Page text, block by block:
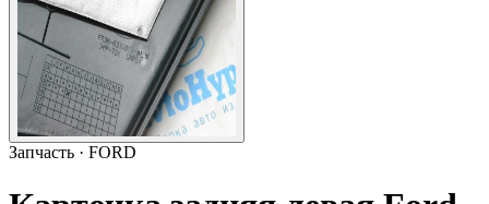
Запчасть · FORD